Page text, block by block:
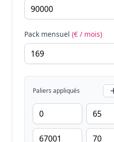
Pack mensuel (€ / mois)
Paliers appliqués